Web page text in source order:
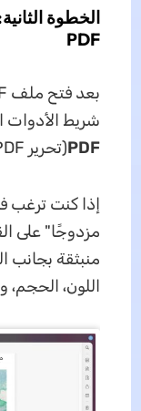
الخطوة
PDF
شريط الأدوات
PDF(تحرير PDF)".
إذا كنت ترغب
مزدوجًا" على
منبثقة بجانب
اللون،